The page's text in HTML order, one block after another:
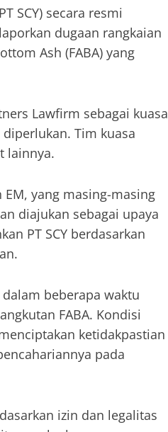
SCY) secara resmi
dugaan rangkaian
Ash (FABA) yang
Lawfirm sebagai kuasa
Tim kuasa
lainnya.
yang masing-masing
diajukan sebagai upaya
PT SCY berdasarkan
beberapa waktu
FABA. Kondisi
ketidakpastian
pada
izin dan legalitas